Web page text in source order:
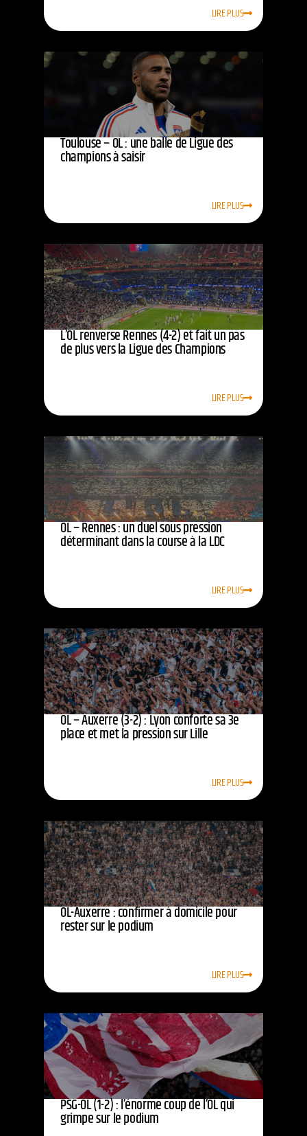
LIRE PLUS
Toulouse – OL : une balle de Ligue des
champions à saisir
LIRE PLUS
L’OL renverse Rennes (4-2) et fait un pas
de plus vers la Ligue des Champions
LIRE PLUS
OL – Rennes : un duel sous pression
déterminant dans la course à la LDC
LIRE PLUS
OL – Auxerre (3-2) : Lyon conforte sa 3e
place et met la pression sur Lille
LIRE PLUS
OL-Auxerre : confirmer à domicile pour
rester sur le podium
LIRE PLUS
PSG-OL (1-2) : l’énorme coup de l’OL qui
grimpe sur le podium